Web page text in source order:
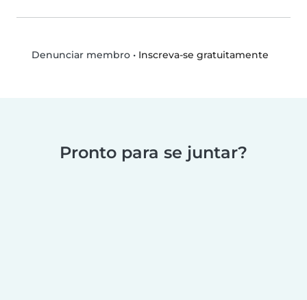
Denunciar membro• Inscreva-se gratuitamente
Pronto para se juntar?